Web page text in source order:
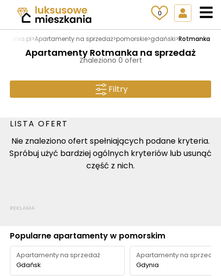
0
>Apartamenty na sprzedaż>pomorskie>gdański>Rotmanka
Apartamenty Rotmanka na sprzedaż
Znaleziono 0 ofert
Filtry
Nie znaleziono ofert spełniających podane kryteria.
Spróbuj użyć bardziej ogólnych kryteriów lub usunąć
część z nich.
LISTA OFERT
REKLAMA
Popularne apartamenty w pomorskim
Apartamenty na sprzedaż
Gdańsk
Apartamenty na sprzedaż
Gdynia